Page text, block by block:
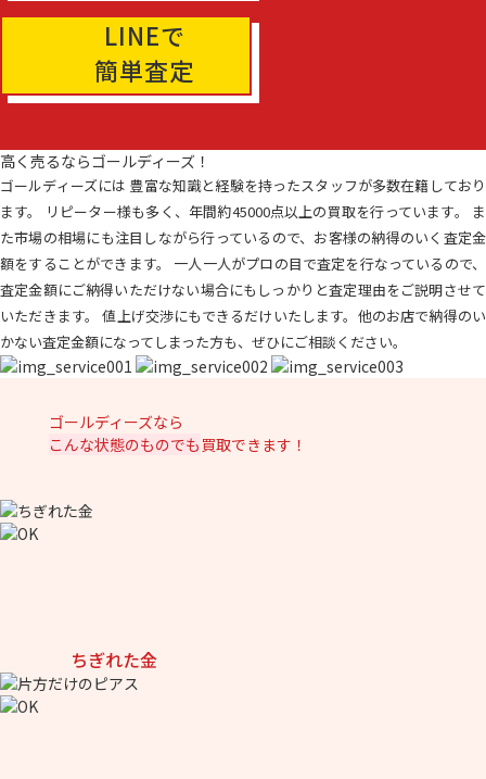
LINEで
簡単査定
高く売るならゴールディーズ！
ゴールディーズには 豊富な知識と経験を持ったスタッフが多数在籍しており
ます。 リピーター様も多く、年間約45000点以上の買取を行っています。 ま
た市場の相場にも注目しながら行っているので、お客様の納得のいく査定金
額をすることができます。 一人一人がプロの目で査定を行なっているので、
査定金額にご納得いただけない場合にもしっかりと査定理由をご説明させて
いただきます。 値上げ交渉にもできるだけいたします。他のお店で納得のい
かない査定金額になってしまった方も、ぜひにご相談ください。
ゴールディーズなら
こんな状態のものでも 買取できます！
ちぎれた金